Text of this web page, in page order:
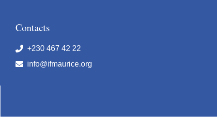
Contacts
+230 467 42 22
info@ifmaurice.org